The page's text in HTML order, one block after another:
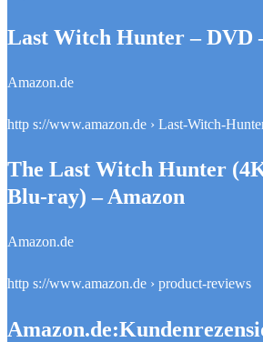
Last Witch Hunter – DVD
Amazon.de
http s://www.amazon.de › Last-Witch-
The Last Witch Hunter
Blu-ray) – Amazon
Amazon.de
http s://www.amazon.de › product-reviews